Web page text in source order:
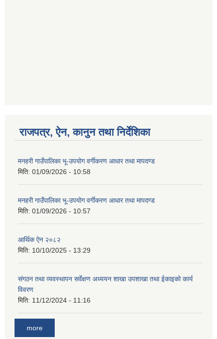
राजपत्र, ऐन, कानुन तथा निर्देशिका
मनहरी गाउँपालिका भू-उपयोग वर्गीकरण आधार तथा मापदण्ड
मिति: 01/09/2026 - 10:58
मनहरी गाउँपालिका भू-उपयोग वर्गीकरण आधार तथा मापदण्ड
मिति: 01/09/2026 - 10:57
आर्थिक ऐन २०८२
मिति: 10/10/2025 - 13:29
संगठन तथा व्यवस्थापन सर्वेक्षण अध्ययन शाखा उपशाखा तथा ईकाइको कार्य
विवरण
मिति: 11/12/2024 - 11:16
more